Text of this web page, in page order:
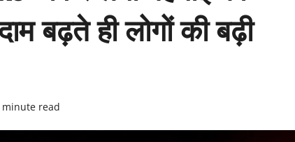
बढ़ते ही लोगों की बढ़ी
minute read